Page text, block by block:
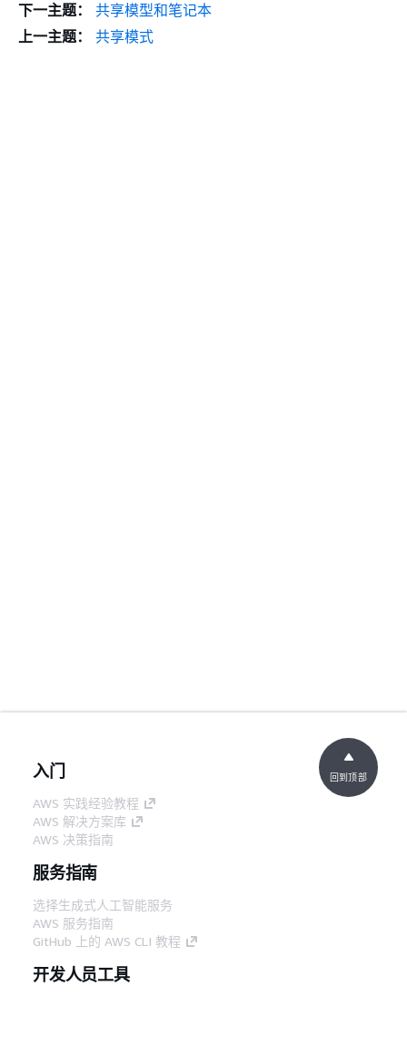
下一主题：
共享模型和笔记本
上一主题：
共享模式
入门
AWS 实践经验教程
AWS 解决方案库
AWS 决策指南
服务指南
选择生成式人工智能服务
AWS 服务指南
GitHub 上的 AWS CLI 教程
开发人员工具
回到顶部